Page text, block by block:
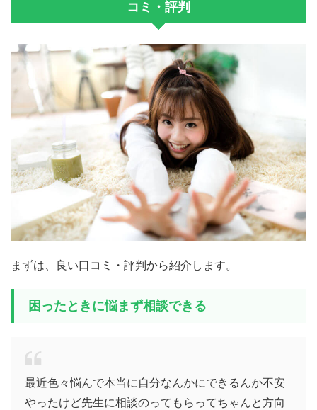
コミ・評判
まずは、良い口コミ・評判から紹介します。
困ったときに悩まず相談できる
最近色々悩んで本当に自分なんかにできるんか不安
やったけど先生に相談のってもらってちゃんと方向